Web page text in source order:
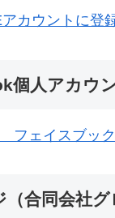
カウントに登
個人アカウ
スブック
合同会社グ